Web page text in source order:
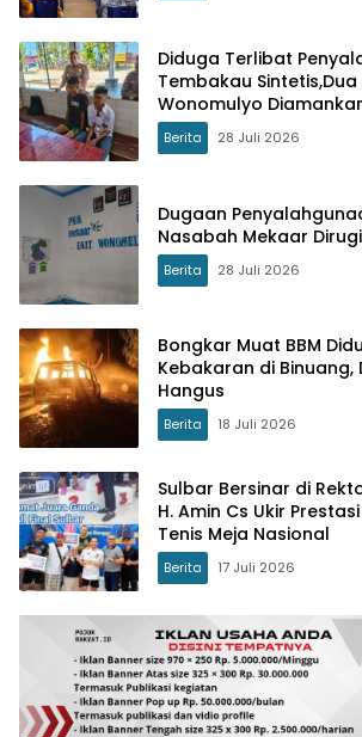
Diduga Terlibat
Tembakau
Wonomulyo
Berita 28 Juli 2026
Dugaan
Nasabah Mekaar
Berita 28 Juli 2026
Bongkar Muat BBM
Kebakaran di Binuang,
Hangus
Berita 18 Juli 2026
Sulbar Bersinar di
H. Amin Cs Ukir
Tenis Meja Nasional
Berita 17 Juli 2026